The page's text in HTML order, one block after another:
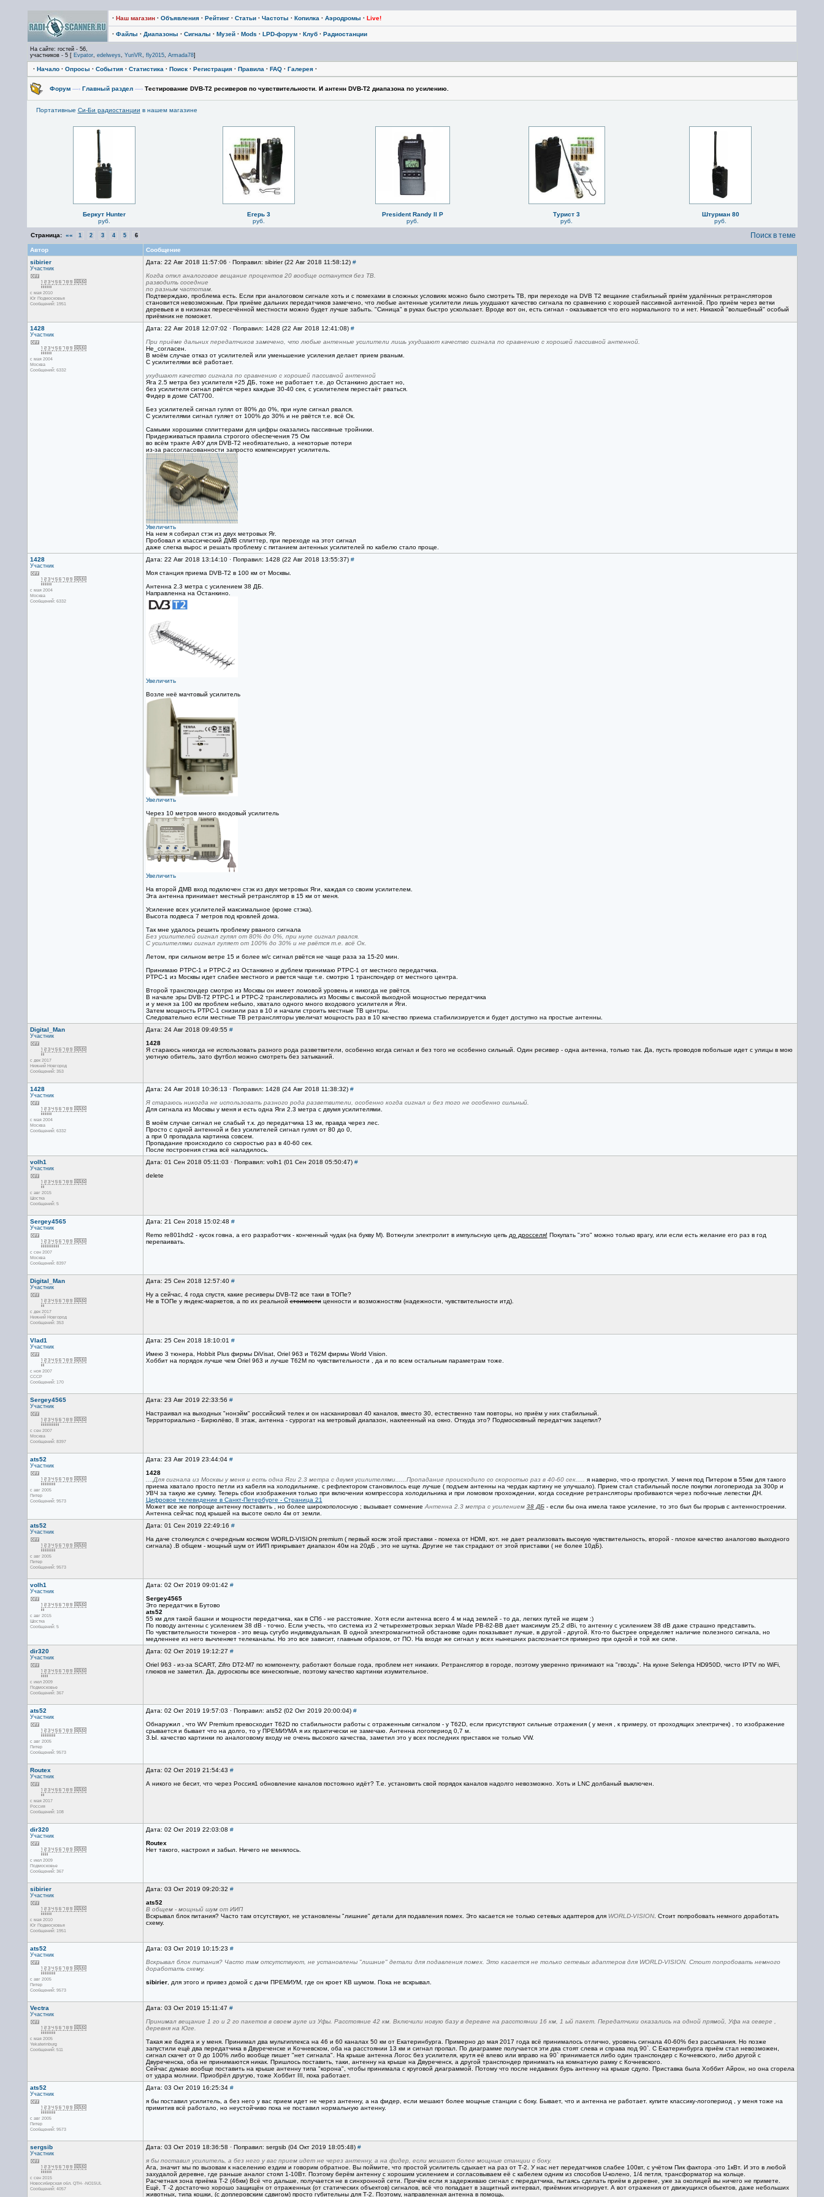
· Наш магазин· Объявления· Рейтинг· Статьи· Частоты · Копилка · Аэродромы · Live!
· Файлы · Диапазоны · Сигналы · Музей· Mods · LPD-форум· Клуб· Радиостанции
На сайте: гостей - 56,
участников - 5 [ Evpator, edelweys, YuriVR, fly2015, Armada78]
· Начало· Опросы · События· Статистика · Поиск· Регистрация· Правила · FAQ· Галерея·
Форум —› Главный раздел —›Тестирование DVB-T2 ресиверов по чувствительности. И антенн DVB-T2 диапазона по усилению.
Портативные Си-Би радиостанции в нашем магазине
Беркут Hunter
руб.
Егерь 3
руб.
President Randy II P
руб.
Турист 3
руб.
Штурман 80
руб.
Страница: «« 1 2 3 4 5 6 Поиск в теме
Автор
Сообщение
sibirier
Участник
с мая 2010
Юг Подмосковья
Сообщений: 1951
Дата: 22 Авг 2018 11:57:06 · Поправил: sibirier (22 Авг 2018 11:58:12) #
Когда откл аналоговое вещание процентов 20 вообще останутся без ТВ.
разводить соседние
по разным частотам.
Подтверждаю, проблема есть. Если при аналоговом сигнале хоть и с помехами в сложных условиях можно было смотреть ТВ, при переходе на DVB T2 вещание стабильный приём удалённых ретрансляторов
становится невозможным. При приёме дальних передатчиков замечено, что любые антенные усилители лишь ухудшают качество сигнала по сравнению с хорошей пассивной антенной. Про приём через ветки
деревьев и в низинах пересечённой местности можно будет лучше забыть. "Синица" в руках быстро ускользает. Вроде вот он, есть сигнал - оказывается что его нормального то и нет. Никакой "волшебный" особый
приёмник не поможет.
1428
Участник
с мая 2004
Москва
Сообщений: 6332
Дата: 22 Авг 2018 12:07:02 · Поправил: 1428 (22 Авг 2018 12:41:08) #
При приёме дальних передатчиков замечено, что любые антенные усилители лишь ухудшают качество сигнала по сравнению с хорошей пассивной антенной.
Не_согласен.
В моём случае отказ от усилителей или уменьшение усиления делает прием рваным.
С усилителями всё работает.
ухудшают качество сигнала по сравнению с хорошей пассивной антенной
Яга 2.5 метра без усилителя +25 ДБ, тоже не работает т.е. до Останкино достает но,
без усилителя сигнал рвётся через каждые 30-40 сек, с усилителем перестаёт рваться.
Фидер в доме САТ700.
Без усилителей сигнал гулял от 80% до 0%, при нуле сигнал рвался.
С усилителями сигнал гуляет от 100% до 30% и не рвётся т.е. всё Ок.
Самыми хорошими сплиттерами для цифры оказались пассивные тройники.
Придерживаться правила строгого обеспечения 75 Ом
во всём тракте АФУ для DVB-T2 необязательно, а некоторые потери
из-за рассогласованности запросто компенсирует усилитель.
Увеличить
На нем я собирал стэк из двух метровых Яг.
Пробовал и классический ДМВ сплиттер, при переходе на этот сигнал
даже слегка вырос и решать проблему с питанием антенных усилителей по кабелю стало проще.
1428
Участник
с мая 2004
Москва
Сообщений: 6332
Дата: 22 Авг 2018 13:14:10 · Поправил: 1428 (22 Авг 2018 13:55:37) #
Моя станция приема DVB-T2 в 100 км от Москвы.
Антенна 2.3 метра с усилением 38 ДБ.
Направленна на Останкино.
Увеличить
Возле неё мачтовый усилитель
Увеличить
Через 10 метров много входовый усилитель
Увеличить
На второй ДМВ вход подключен стэк из двух метровых Яги, каждая со своим усилителем.
Эта антенна принимает местный ретранслятор в 15 км от меня.
Усиление всех усилителей максимальное (кроме стэка).
Высота подвеса 7 метров под кровлей дома.
Так мне удалось решить проблему рваного сигнала
Без усилителей сигнал гулял от 80% до 0%, при нуле сигнал рвался.
С усилителями сигнал гуляет от 100% до 30% и не рвётся т.е. всё Ок.
Летом, при сильном ветре 15 и более м/с сигнал рвётся не чаще раза за 15-20 мин.
Принимаю РТРС-1 и РТРС-2 из Останкино и дублем принимаю РТРС-1 от местного передатчика.
РТРС-1 из Москвы идет слабее местного и рвется чаще т.е. смотрю 1 транспондер от местного центра.
Второй транспондер смотрю из Москвы он имеет ломовой уровень и никогда не рвётся.
В начале эры DVB-T2 РТРС-1 и РТРС-2 транслировались из Москвы с высокой выходной мощностью передатчика
и у меня за 100 км проблем небыло, хватало одного много входового усилителя и Яги.
Затем мощность РТРС-1 снизили раз в 10 и начали строить местные ТВ центры.
Следовательно если местные ТВ ретрансляторы увеличат мощность раз в 10 качество приема стабилизируется и будет доступно на простые антенны.
Digital_Man
Участник
с дек 2017
Нижний Новгород
Сообщений: 353
Дата: 24 Авг 2018 09:49:55 #
1428
Я стараюсь никогда не использовать разного рода разветвители, особенно когда сигнал и без того не особенно сильный. Один ресивер - одна антенна, только так. Да, пусть проводов побольше идет с улицы в мою
уютную обитель, зато футбол можно смотреть без затыканий.
1428
Участник
с мая 2004
Москва
Сообщений: 6332
Дата: 24 Авг 2018 10:36:13 · Поправил: 1428 (24 Авг 2018 11:38:32) #
Я стараюсь никогда не использовать разного рода разветвители, особенно когда сигнал и без того не особенно сильный.
Для сигнала из Москвы у меня и есть одна Яги 2.3 метра с двумя усилителями.
В моём случае сигнал не слабый т.к. до передатчика 13 км, правда через лес.
Просто с одной антенной и без усилителей сигнал гулял от 80 до 0,
а при 0 пропадала картинка совсем.
Пропадание происходило со скоростью раз в 40-60 сек.
После построения стэка всё наладилось.
volh1
Участник
с авг 2015
Шостка
Сообщений: 5
Дата: 01 Сен 2018 05:11:03 · Поправил: volh1 (01 Сен 2018 05:50:47) #
delete
Sergey4565
Участник
с сен 2007
Москва
Сообщений: 8397
Дата: 21 Сен 2018 15:02:48 #
Remo re801hdt2 - кусок говна, а его разработчик - конченный чудак (на букву М). Воткнули электролит в импульсную цепь до дросселя! Покупать "это" можно только врагу, или если есть желание его раз в год
перепаивать.
Digital_Man
Участник
с дек 2017
Нижний Новгород
Сообщений: 353
Дата: 25 Сен 2018 12:57:40 #
Ну а сейчас, 4 года спустя, какие ресиверы DVB-T2 все таки в ТОПе?
Не в ТОПе у яндекс-маркетов, а по их реальнойстоимостиценности и возможностям (надежности, чувствительности итд).
Vlad1
Участник
с ноя 2007
CCCP
Сообщений: 170
Дата: 25 Сен 2018 18:10:01 #
Имею 3 тюнера, Hobbit Plus фирмы DiVisat, Oriel 963 и T62M фирмы World Vision.
Хоббит на порядок лучше чем Oriel 963 и лучше T62M по чувствительности , да и по всем остальным параметрам тоже.
Sergey4565
Участник
с сен 2007
Москва
Сообщений: 8397
Дата: 23 Авг 2019 22:33:56 #
Настраивал на выходных "нонэйм" российский телек и он насканировал 40 каналов, вместо 30, естественно там повторы, но приём у них стабильный.
Территориально - Бирюлёво, 8 этаж, антенна - суррогат на метровый диапазон, наклеенный на окно. Откуда это? Подмосковный передатчик зацепил?
ats52
Участник
с авг 2005
Питер
Сообщений: 9573
Дата: 23 Авг 2019 23:44:04 #
1428
....Для сигнала из Москвы у меня и есть одна Яги 2.3 метра с двумя усилителями......Пропадание происходило со скоростью раз в 40-60 сек..... я наверно, что-о пропустил. У меня под Питером в 55км для такого
приема хватало просто петли из кабеля на холодильнике. с рефлектором становилось еще лучше ( подъем антенны на чердак картину не улучшало). Прием стал стабильный после покупки логопериода за 300р и
УВЧ за такую же сумму. Теперь сбои изображения только при включении компрессора холодильника и при ломовом прохождении, когда соседние ретрансляторы пробиваются через побочные лепестки ДН.
Цифровое телевидение в Санкт-Петербурге - Страница 21
Может все же попроще антенну поставить , но более широкополосную ; вызывает сомнение Антенна 2.3 метра с усилением 38 ДБ- если бы она имела такое усиление, то это был бы прорыв с антенностроении.
Антенна сейчас под крышей на высоте около 4м от земли.
ats52
Участник
с авг 2005
Питер
Сообщений: 9573
Дата: 01 Сен 2019 22:49:16 #
На даче столкнулся с очередным косяком WORLD-VISION premium ( первый косяк этой приставки - помеха от HDMI, кот. не дает реализовать высокую чувствительность, второй - плохое качество аналогово выходного
сигнала) .В общем - мощный шум от ИИП прикрывает диапазон 40м на 20дБ , это не шутка. Другие не так страдают от этой приставки ( не более 10дБ).
volh1
Участник
с авг 2015
Шостка
Сообщений: 5
Дата: 02 Окт 2019 09:01:42 #
Sergey4565
Это передатчик в Бутово
ats52
55 км для такой башни и мощности передатчика, как в СПб - не расстояние. Хотя если антенна всего 4 м над землей - то да, легких путей не ищем :)
По поводу антенны с усилением 38 dB - точно. Если учесть, что система из 2 четырехметровых зеркал Wade PB-82-BB дает максимум 25.2 dBi, то антенну с усилением 38 dB даже страшно представить.
По чувствительности тюнеров - это вещь сугубо индивидуальная. В одной электромагнитной обстановке один показывает лучше, в другой - другой. Кто-то быстрее определяет наличие полезного сигнала, но
медленнее из него вычленяет телеканалы. Но это все зависит, главным образом, от ПО. На входе же сигнал у всех нынешних распознается примерно при одной и той же силе.
dir320
Участник
с июл 2009
Подмосковье
Сообщений: 367
Дата: 02 Окт 2019 19:12:27 #
Oriel 963 - из-за SCART, Zifro DT2-M7 по компоненту, работают больше года, проблем нет никаких. Ретранслятор в городе, поэтому уверенно принимают на "гвоздь". На кухне Selenga HD950D, чисто IPTV по WiFi,
глюков не заметил. Да, дуроскопы все кинескопные, поэтому качество картинки изумительное.
ats52
Участник
с авг 2005
Питер
Сообщений: 9573
Дата: 02 Окт 2019 19:57:03 · Поправил: ats52 (02 Окт 2019 20:00:04) #
Обнаружил , что WV Premium превосходит T62D по стабильности работы с отраженным сигналом - у T62D, если присутствуют сильные отражения ( у меня , к примеру, от проходящих электричек) , то изображение
срывается и бывает что на долго, то у ПРЕМИУМА я их практически не замечаю. Антенна логопериод 0,7 м.
З.Ы. качество картинки по аналоговому входу не очень высокого качества, заметил это у всех последних приставок не только VW.
Routex
Участник
с мая 2017
Россия
Сообщений: 108
Дата: 02 Окт 2019 21:54:43 #
А никого не бесит, что через Россия1 обновление каналов постоянно идёт? Т.е. установить свой порядок каналов надолго невозможно. Хоть и LNC долбаный выключен.
dir320
Участник
с июл 2009
Подмосковье
Сообщений: 367
Дата: 02 Окт 2019 22:03:08 #
Routex
Нет такого, настроил и забыл. Ничего не менялось.
sibirier
Участник
с мая 2010
Юг Подмосковья
Сообщений: 1951
Дата: 03 Окт 2019 09:20:32 #
ats52
В общем - мощный шум от ИИП
Вскрывал блок питания? Часто там отсутствуют, не установлены "лишние" детали для подавления помех. Это касается не только сетевых адаптеров для WORLD-VISION. Стоит попробовать немного доработать
схему.
ats52
Участник
с авг 2005
Питер
Сообщений: 9573
Дата: 03 Окт 2019 10:15:23 #
Вскрывал блок питания? Часто там отсутствуют, не установлены "лишние" детали для подавления помех. Это касается не только сетевых адаптеров для WORLD-VISION. Стоит попробовать немного
доработать схему.
sibirier, для этого и привез домой с дачи ПРЕМИУМ, где он кроет КВ шумом. Пока не вскрывал.
Vectra
Участник
с мая 2005
Yekaterinburg
Сообщений: 511
Дата: 03 Окт 2019 15:11:47 #
Принимал вещание 1 го и 2 го пакетов в своем ауле из Уфы. Расстояние 42 км. Включили новую базу в деревне на расстоянии 16 км, 1 ый пакет. Передатчики оказались на одной прямой, Уфа на севере ,
деревня на Юге.
Такая же бадяга и у меня. Принимал два мультиплекса на 46 и 60 каналах 50 км от Екатеринбурга. Примерно до мая 2017 года всё принималось отлично, уровень сигнала 40-60% без рассыпания. Но позже
запустили ещё два передатчика в Двуреченске и Кочневском, оба на расстоянии 13 км и сигнал пропал. По диаграмме получается эти два стоят слева и справа под 90`. С Екатеринбурга приём стал невозможен,
сигнал скачет от 0 до 100% либо вообще пишет "нет сигнала". На крыше антенна Логос без усилителя, крутя её влево или вправо на 90` принимается либо один транспондер с Кочневского, либо другой с
Двуреченска, оба не принимаются никак. Пришлось поставить, таки, антенну на крыше на Двуреченск, а другой транспондер принимать на комнатную рамку с Кочневского.
Сейчас думаю вообще поставить на крыше антенну типа "корона", чтобы принимала с круговой диаграммой. Потому что после недавних бурь антенну на крыше сдуло. Приставка была Хоббит Айрон, но она сгорела
от удара молнии. Приобрёл другую, тоже Хоббит III, пока работает.
ats52
Участник
с авг 2005
Питер
Сообщений: 9573
Дата: 03 Окт 2019 16:25:34 #
я бы поставил усилитель, а без него у вас прием идет не через антенну, а на фидер, если мешают более мощные станции с боку. Бывает, что и антенна не работает. купите классику-логопериод , у меня тоже на
примитив всё работало, но неустойчиво пока не поставил нормальную антенну.
sergsib
Участник
с сен 2015
Новосибирская обл. QTH- -NO15UL
Сообщений: 4057
Дата: 03 Окт 2019 18:36:58 · Поправил: sergsib (04 Окт 2019 18:05:48) #
я бы поставил усилитель, а без него у вас прием идет не через антенну, а на фидер, если мешают более мощные станции с боку.
Ага, значит мы по вызовам к населению ездим и говорим обратное. Вы поймите, что простой усилитель сдыхает на раз от Т-2. У наc нет передатчиков слабее 100вт, с учётом Пик фактора -это 1кВт. И это в любой
захудалой деревне, где раньше аналог стоял 1-10Вт. Поэтому берём антенну с хорошим усилением и согласовываем её с кабелем одним из способов U-колено, 1/4 петля, трансформатор на кольце.
Расчетная зона приёма Т-2 (46км) Всё что дальше, получается не в синхронной сети. Причём если я задерживаю сигнал с передатчика, пытаясь сделать приём в деревне, уже за околицей вы ничего не примете.
Ещё, Т -2 достаточно хорошо защищён от отраженных (от статических объектов) сигналов, всё что попадает в защитный интервал, приёмник игнорирует. А вот отражения от движущихся обьектов, даже небольших
животных, типа кошки, (с доплеровским сдвигом) просто губительны для Т-2. Поэтому, направленная антенна в помощь.